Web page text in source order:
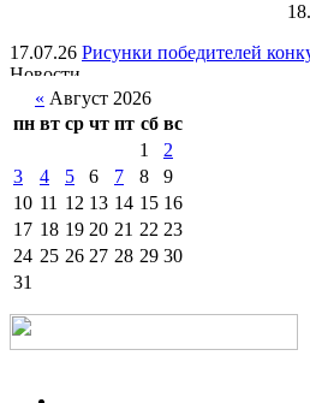
17.07.26 Рисунки победителей
« Август 2026
пн вт ср чт пт сб вс
1
2
3
4 5 6 7 8
9
10 11 12 13 14 15 16
17 18 19 20 21 22 23
24 25 26 27 28 29 30
31